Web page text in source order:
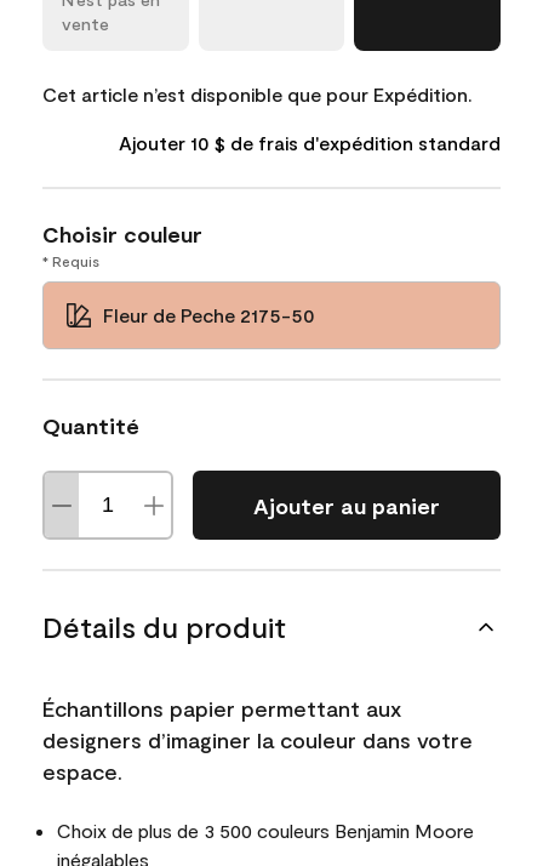
vente
Cet article n’est disponible que pour Expédition.
Ajouter 10 $ de frais d'expédition standard
Choisir couleur
* Requis
Fleur de Peche 2175-50
Quantité
Ajouter au panier
Détails du produit
Échantillons papier permettant aux
designers d’imaginer la couleur dans votre
espace.
Choix de plus de 3 500 couleurs Benjamin Moore
inégalables